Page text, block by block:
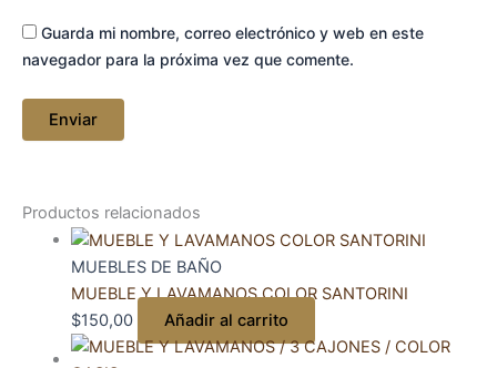
Guarda mi nombre, correo electrónico y web en este
navegador para la próxima vez que comente.
Productos relacionados
MUEBLES DE BAÑO
MUEBLE Y LAVAMANOS COLOR SANTORINI
$150,00 Añadir al carrito